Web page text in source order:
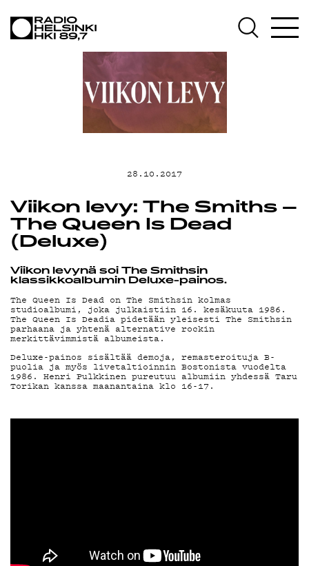
OHJELMAT
TEKIJÄT
ON-DEMAND
PODCAST
MAINOSTA
G LIVELAB
28.10.2017
Viikon levy: The Smiths –
The Queen Is Dead
(Deluxe)
Viikon levynä soi The Smithsin
klassikkoalbumin Deluxe-painos.
The Queen Is Dead on The Smithsin kolmas
studioalbumi, joka julkaistiin 16. kesäkuuta 1986.
The Queen Is Deadia pidetään yleisesti The Smithsin
parhaana ja yhtenä alternative rockin
merkittävimmistä albumeista.
Deluxe-painos sisältää demoja, remasteroituja B-
puolia ja myös livetaltioinnin Bostonista vuodelta
1986. Henri Pulkkinen pureutuu albumiin yhdessä Taru
Torikan kanssa maanantaina klo 16-17.